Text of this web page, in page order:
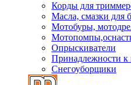
Корды для
Масла, смазки для
Мотобуры,
Опрыскиватели
Принадлежности к
Снегоуборщики